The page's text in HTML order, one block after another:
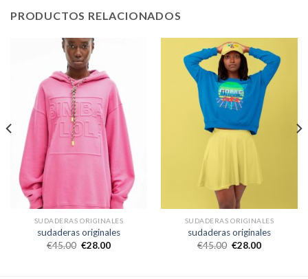
PRODUCTOS RELACIONADOS
SUDADERAS ORIGINALES
sudaderas originales
€45.00 €28.00
SUDADERAS ORIGINALES
sudaderas originales
€45.00 €28.00